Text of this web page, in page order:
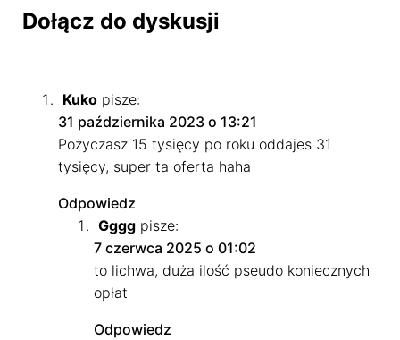
Dołącz do dyskusji
Kuko pisze:
31 października 2023 o 13:21
Pożyczasz 15 tysięcy po roku oddajes 31
tysięcy, super ta oferta haha
Odpowiedz
Gggg pisze:
7 czerwca 2025 o 01:02
to lichwa, duża ilość pseudo koniecznych
opłat
Odpowiedz